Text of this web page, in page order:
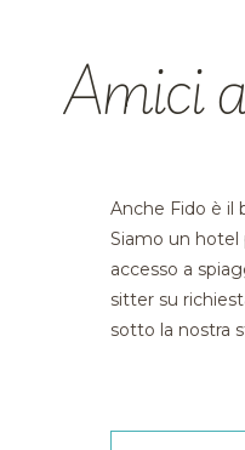
Amici
Anche Fido è il
Siamo un hotel
accesso a
sitter su
sotto la nostra